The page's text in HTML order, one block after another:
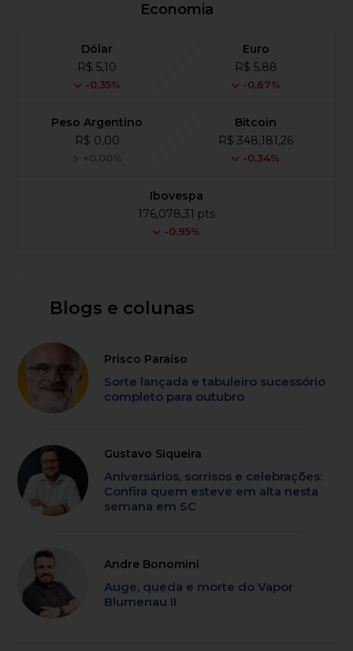
Economia
Dólar
R$ 5,10
-0,35%
Euro
R$ 5,88
-0,67%
Peso Argentino
R$ 0,00
+0,00%
Bitcoin
R$ 348,181,26
-0,34%
Ibovespa
176,078,31 pts
-0.95%
Blogs e colunas
Prisco Paraíso
Sorte lançada e tabuleiro sucessório
completo para outubro
Gustavo Siqueira
Aniversários, sorrisos e celebrações:
Confira quem esteve em alta nesta
semana em SC
Andre Bonomini
Auge, queda e morte do Vapor
Blumenau II